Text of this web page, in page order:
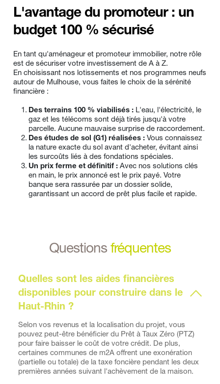
L'avantage du promoteur : un
budget 100 % sécurisé
En tant qu'aménageur et promoteur immobilier, notre rôle
est de sécuriser votre investissement de A à Z.
En choisissant nos lotissements et nos programmes neufs
autour de Mulhouse, vous faites le choix de la sérénité
financière :
Des terrains 100 % viabilisés : L'eau, l'électricité, le
gaz et les télécoms sont déjà tirés jusqu'à votre
parcelle. Aucune mauvaise surprise de raccordement.
Des études de sol (G1) réalisées : Vous connaissez
la nature exacte du sol avant d'acheter, évitant ainsi
les surcoûts liés à des fondations spéciales.
Un prix ferme et définitif : Avec nos solutions clés
en main, le prix annoncé est le prix payé. Votre
banque sera rassurée par un dossier solide,
garantissant un accord de prêt plus facile et rapide.
Questions fréquentes
Quelles sont les aides financières
disponibles pour construire dans le
Haut-Rhin ?
Selon vos revenus et la localisation du projet, vous
pouvez peut-être bénéficier du Prêt à Taux Zéro (PTZ)
pour faire baisser le coût de votre crédit. De plus,
certaines communes de m2A offrent une exonération
(partielle ou totale) de la taxe foncière pendant les deux
premières années suivant l'achèvement de la maison.